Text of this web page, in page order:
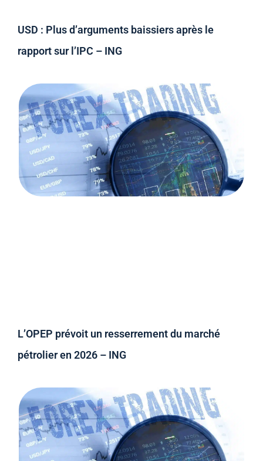
USD : Plus d’arguments baissiers après le
rapport sur l’IPC – ING
L’OPEP prévoit un resserrement du marché
pétrolier en 2026 – ING